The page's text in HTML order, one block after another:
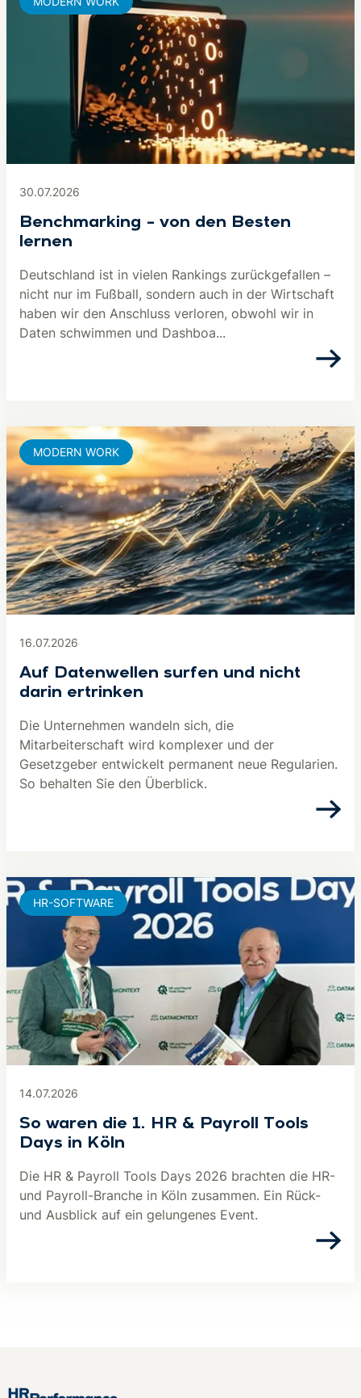
30.07.2026
Benchmarking – von den Besten
lernen
Deutschland ist in vielen Rankings zurückgefallen –
nicht nur im Fußball, sondern auch in der Wirtschaft
haben wir den Anschluss verloren, obwohl wir in
Daten schwimmen und Dashboa...
16.07.2026
Auf Datenwellen surfen und nicht
darin ertrinken
Die Unternehmen wandeln sich, die
Mitarbeiterschaft wird komplexer und der
Gesetzgeber entwickelt permanent neue Regularien.
So behalten Sie den Überblick.
MODERN WORK
14.07.2026
So waren die 1. HR & Payroll Tools
Days in Köln
Die HR & Payroll Tools Days 2026 brachten die HR-
und Payroll-Branche in Köln zusammen. Ein Rück-
und Ausblick auf ein gelungenes Event.
HR-SOFTWARE